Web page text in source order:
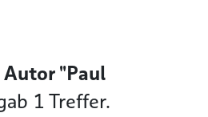
Autor "Paul
1 Treffer.